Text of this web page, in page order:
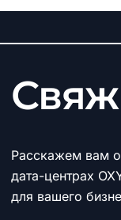
Расскажем вам
дата-центрах
для вашего